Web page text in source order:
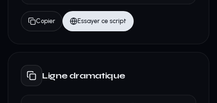
Copier Essayer ce script
Ligne dramatique